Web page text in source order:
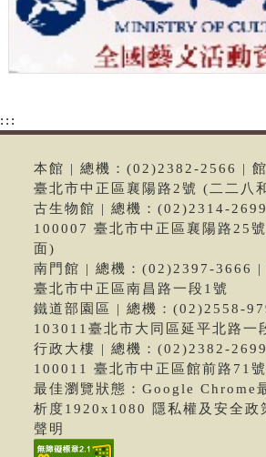
:::
本館 | 總機：(02)2382-2566 |
臺北市中正區襄陽路2號 (二二八
古生物館 | 總機：(02)2314-2699
100007 臺北市中正區襄陽路25
面)
南門館 | 總機：(02)2397-3666 |
臺北市中正區南昌路一段1號
鐵道部園區 | 總機：(02)2558-
103011臺北市大同區延平北路一
行政大樓 | 總機：(02)2382-2699
100011 臺北市中正區館前路71
最佳瀏覽狀態：Google Chrome
析度1920x1080 隱私權及安全政
聲明